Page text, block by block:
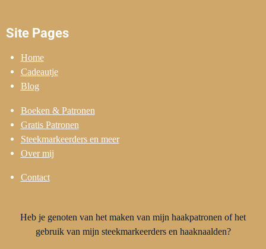
Site Pages
Home
Cadeautje
Blog
Boeken & Patronen
Gratis Patronen
Steekmarkeerders en meer
Over mij
Contact
Heb je genoten van het maken van mijn haakpatronen of het
gebruik van mijn steekmarkeerders en haaknaalden?